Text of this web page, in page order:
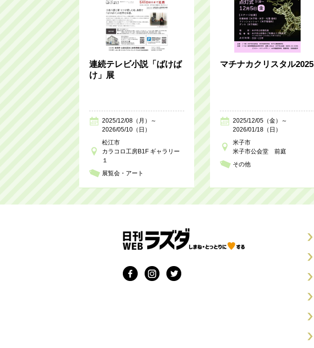
連続テレビ小説「ばけば
け」展
2025/12/08（月）～
2026/05/10（日）
松江市
カラコロ工房B1F ギャラリー
１
展覧会・アート
マチナカクリスタル2025
2025/12/05（金）～
2026/01/18（日）
米子市
米子市公会堂 前庭
その他